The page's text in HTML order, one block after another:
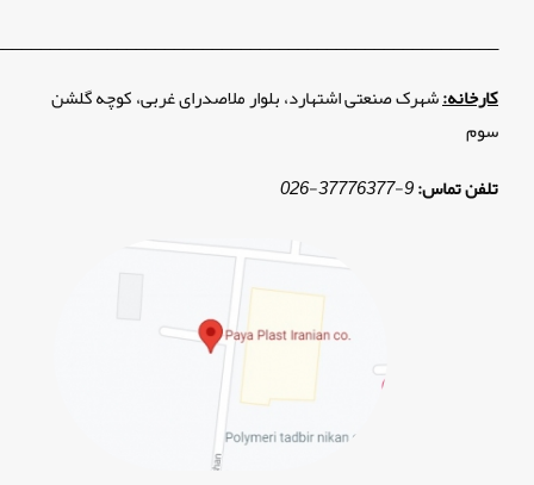
کارخانه:شهرک صنعتی اشتهارد، بلوار ملاصدرای غربی، کوچه گلشن
سوم
تلفن تماس:9
-
37776377
-
026